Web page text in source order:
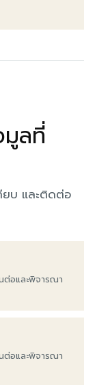
มูลที่
ยบ และติดต่อ
ต่อและพิจารณา
ต่อและพิจารณา